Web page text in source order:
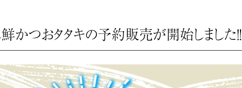
かつおタタキの予約販売が開始しました！！